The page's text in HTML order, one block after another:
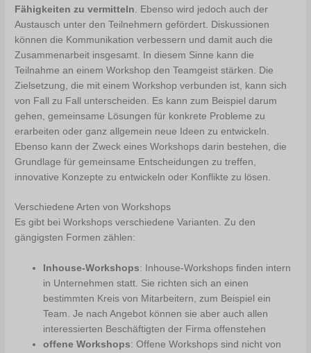
Fähigkeiten zu vermitteln . Ebenso wird jedoch auch der
Austausch unter den Teilnehmern gefördert. Diskussionen
können die Kommunikation verbessern und damit auch die
Zusammenarbeit insgesamt. In diesem Sinne kann die
Teilnahme an einem Workshop den Teamgeist stärken. Die
Zielsetzung, die mit einem Workshop verbunden ist, kann sich
von Fall zu Fall unterscheiden. Es kann zum Beispiel darum
gehen, gemeinsame Lösungen für konkrete Probleme zu
erarbeiten oder ganz allgemein neue Ideen zu entwickeln.
Ebenso kann der Zweck eines Workshops darin bestehen, die
Grundlage für gemeinsame Entscheidungen zu treffen,
innovative Konzepte zu entwickeln oder Konflikte zu lösen.
Verschiedene Arten von Workshops
Es gibt bei Workshops verschiedene Varianten. Zu den
gängigsten Formen zählen:
Inhouse-Workshops: Inhouse-Workshops finden intern
in Unternehmen statt. Sie richten sich an einen
bestimmten Kreis von Mitarbeitern, zum Beispiel ein
Team. Je nach Angebot können sie aber auch allen
interessierten Beschäftigten der Firma offenstehen
offene Workshops: Offene Workshops sind nicht von